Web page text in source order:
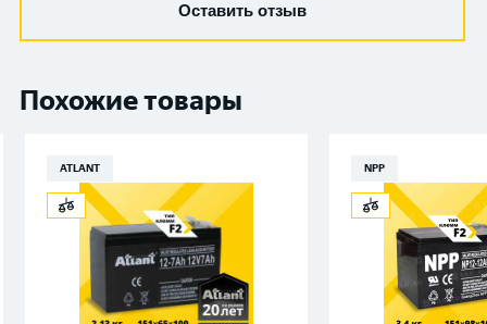
Оставить отзыв
Похожие товары
ATLANT NPP